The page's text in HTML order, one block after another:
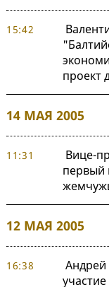
15:42
проект
14 МАЯ 2005
11:31
Вице-
первый
12 МАЯ 2005
16:38
Андрей